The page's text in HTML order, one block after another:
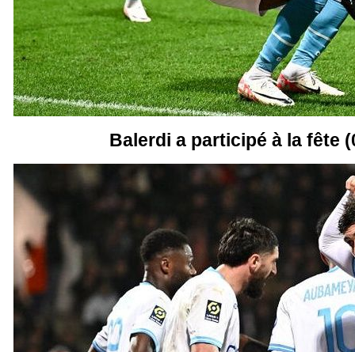
Balerdi a participé à la fête